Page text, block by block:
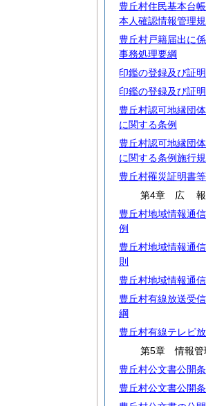
豊丘村住民基本台
本人確認情報管理
豊丘村戸籍届出に
事務処理要綱
印鑑の登録及び証
印鑑の登録及び証
豊丘村認可地縁団
に関する条例
豊丘村認可地縁団
に関する条例施行
豊丘村罹災証明書
第4章 広報
豊丘村地域情報通
例
豊丘村地域情報通
則
豊丘村地域情報通
豊丘村有線放送受
綱
豊丘村有線テレビ
第5章 情報管
豊丘村公文書公開
豊丘村公文書公開